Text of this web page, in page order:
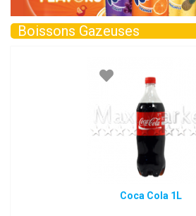
Boissons Gazeuses
Coca Cola 1L